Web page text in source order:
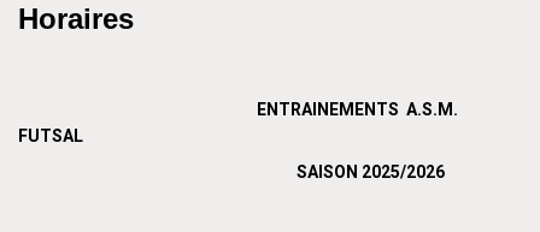
Horaires
ENTRAINEMENTS A.S.M.
FUTSAL
SAISON 2025/2026